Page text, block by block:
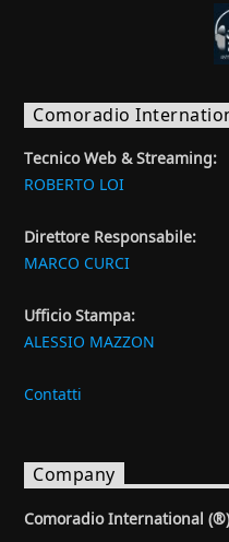
Comoradio
Tecnico Web & Streaming:
ROBERTO LOI
Direttore Responsabile:
MARCO CURCI
Ufficio Stampa:
ALESSIO MAZZON
Contatti
Company
Comoradio International